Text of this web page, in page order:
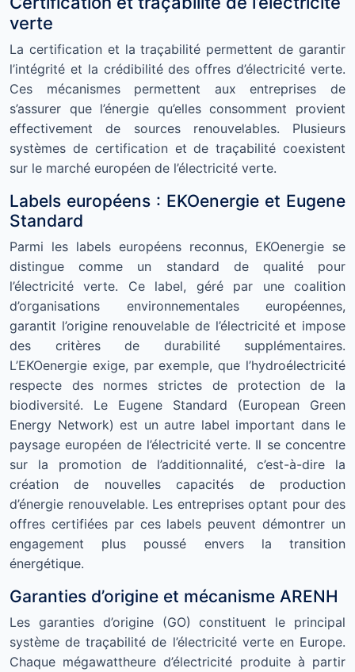
verte
La certification et la traçabilité permettent de garantir
l’intégrité et la crédibilité des offres d’électricité verte.
Ces mécanismes permettent aux entreprises de
s’assurer que l’énergie qu’elles consomment provient
effectivement de sources renouvelables. Plusieurs
systèmes de certification et de traçabilité coexistent
sur le marché européen de l’électricité verte.
Labels européens : EKOenergie et Eugene
Standard
Parmi les labels européens reconnus, EKOenergie se
distingue comme un standard de qualité pour
l’électricité verte. Ce label, géré par une coalition
d’organisations environnementales européennes,
garantit l’origine renouvelable de l’électricité et impose
des critères de durabilité supplémentaires.
L’EKOenergie exige, par exemple, que l’hydroélectricité
respecte des normes strictes de protection de la
biodiversité. Le Eugene Standard (European Green
Energy Network) est un autre label important dans le
paysage européen de l’électricité verte. Il se concentre
sur la promotion de l’additionnalité, c’est-à-dire la
création de nouvelles capacités de production
d’énergie renouvelable. Les entreprises optant pour des
offres certifiées par ces labels peuvent démontrer un
engagement plus poussé envers la transition
énergétique.
Garanties d’origine et mécanisme ARENH
Les garanties d’origine (GO) constituent le principal
système de traçabilité de l’électricité verte en Europe.
Chaque mégawattheure d’électricité produite à partir